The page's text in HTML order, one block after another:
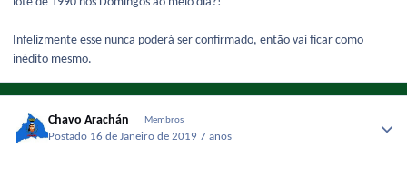
Infelizmente esse nunca poderá ser confirmado, então vai ficar como
inédito mesmo.
Chavo Arachán Membros
Postado 16 de Janeiro de 2019 7 anos